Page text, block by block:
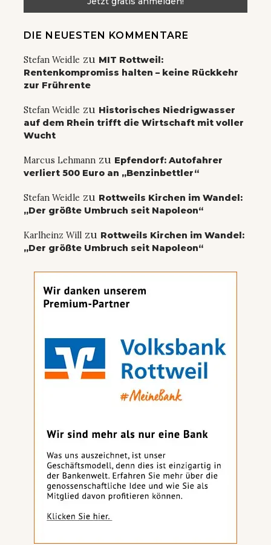
DIE NEUESTEN KOMMENTARE
Stefan Weidle zu MIT Rottweil:
Rentenkompromiss halten – keine Rückkehr
zur Frührente
Stefan Weidle zu Historisches Niedrigwasser
auf dem Rhein trifft die Wirtschaft mit voller
Wucht
Marcus Lehmann zu Epfendorf: Autofahrer
verliert 500 Euro an „Benzinbettler“
Stefan Weidle zu Rottweils Kirchen im Wandel:
„Der größte Umbruch seit Napoleon“
Karlheinz Will zu Rottweils Kirchen im Wandel:
„Der größte Umbruch seit Napoleon“